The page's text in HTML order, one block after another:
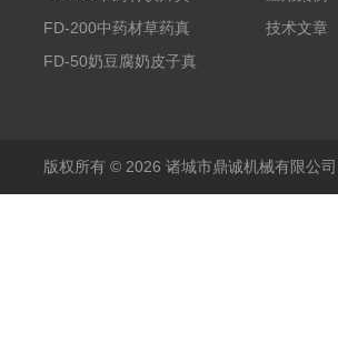
空冻干机
FD-200中药材草药真
空冻干机
FD-50奶豆腐奶皮子真
技术文章
版权所有 © 2026 诸城市鼎诚机械有限公司